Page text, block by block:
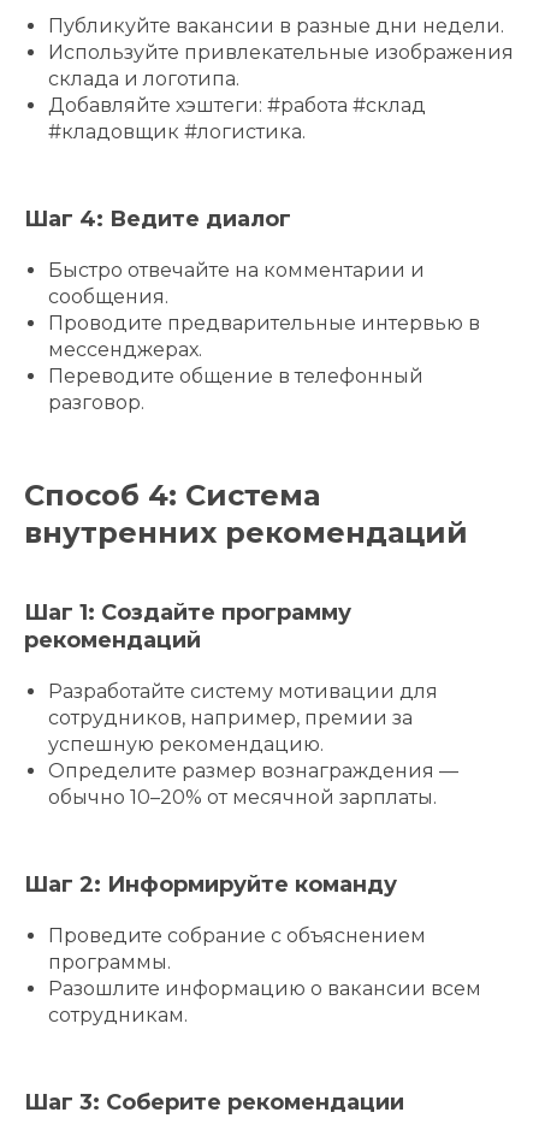
Публикуйте вакансии в разные дни недели.
Используйте привлекательные изображения
склада и логотипа.
Добавляйте хэштеги: #работа #склад
#кладовщик #логистика.
Шаг 4: Ведите диалог
Быстро отвечайте на комментарии и
сообщения.
Проводите предварительные интервью в
мессенджерах.
Переводите общение в телефонный
разговор.
Способ 4: Система
внутренних рекомендаций
Шаг 1: Создайте программу
рекомендаций
Разработайте систему мотивации для
сотрудников, например, премии за
успешную рекомендацию.
Определите размер вознаграждения —
обычно 10–20% от месячной зарплаты.
Шаг 2: Информируйте команду
Проведите собрание с объяснением
программы.
Разошлите информацию о вакансии всем
сотрудникам.
Шаг 3: Соберите рекомендации